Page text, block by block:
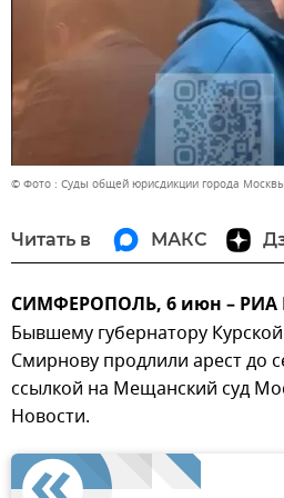
© Фото : Суды общей юрисдикции города Москвы
Читать в МАКС
СИМФЕРОПОЛЬ, 6 июн – РИА
Бывшему губернатору
Смирнову продлили арест до
ссылкой на Мещанский суд
Новости.